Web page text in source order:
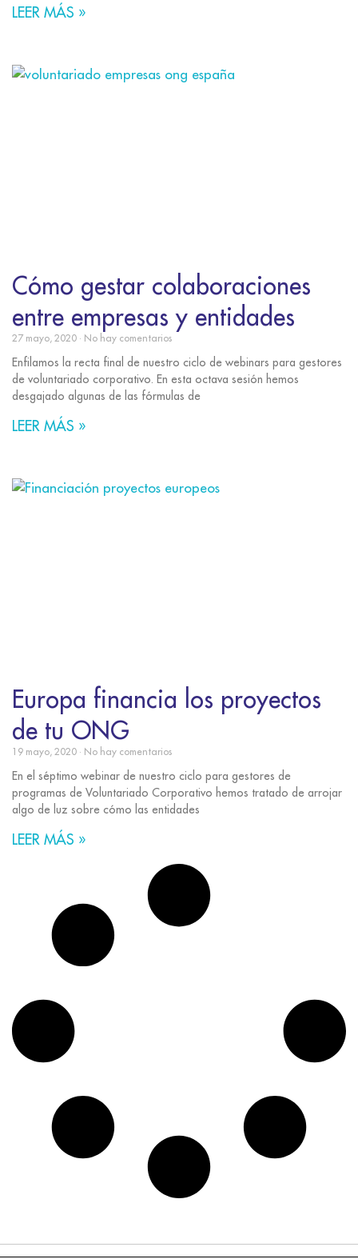
LEER MÁS »
Cómo gestar colaboraciones
entre empresas y entidades
27 mayo, 2020 No hay comentarios
Enfilamos la recta final de nuestro ciclo de webinars para gestores
de voluntariado corporativo. En esta octava sesión hemos
desgajado algunas de las fórmulas de
LEER MÁS »
Europa financia los proyectos
de tu ONG
19 mayo, 2020 No hay comentarios
En el séptimo webinar de nuestro ciclo para gestores de
programas de Voluntariado Corporativo hemos tratado de arrojar
algo de luz sobre cómo las entidades
LEER MÁS »